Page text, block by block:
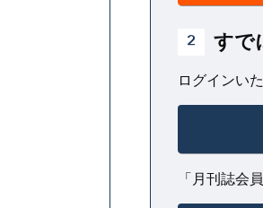
2 すで
ログインい
「月刊誌会